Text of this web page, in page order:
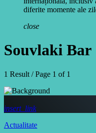
diferite momente ale
close
Souvlaki Bar
1 Result / Page 1 of 1
insert_link
Actualitate